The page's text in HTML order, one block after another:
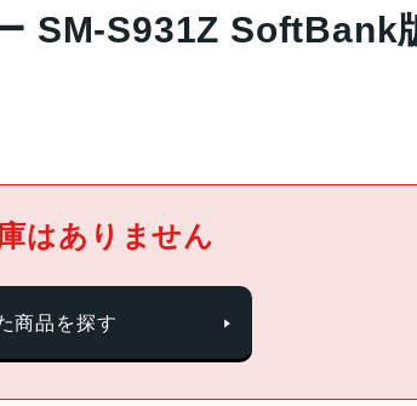
SM-S931Z SoftBank
はありません
商品を探す